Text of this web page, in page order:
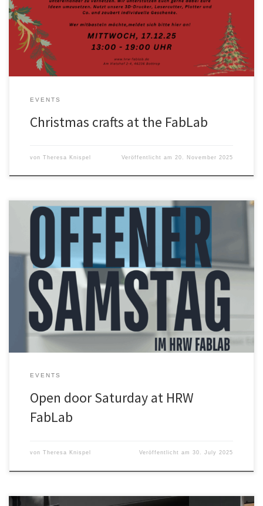
erledigt eure Projekte. Anmelden könnt ihr euch über das
Anmelde-Tool, wie zum offenen Abend. Wir freuen uns auf Euch!
EVENTS
Christmas crafts at the FabLab
von Theresa Knispel Veröffentlicht am 20. November 2025
Offener Samstag im HRW FabLab Wir beenden unsere
Sommerpause und starten mit einem offenen Samstag im FabLab.
Kommt zwischen 11 und 16 Uhr vorbei und erledigt eure Projekte.
Die Anmeldung erfolgt über die gleiche Seite, wie für den
regulären offenen Abend. Mit dem geht es dann auch direkt am
06.08. […]
EVENTS
Open door Saturday at HRW
FabLab
von Theresa Knispel Veröffentlicht am30. July 2025